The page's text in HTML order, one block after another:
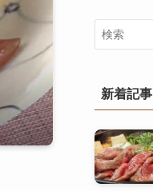
新着記事